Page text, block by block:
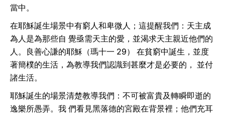
當中。
在耶穌誕生場景中有窮人和卑微人；這提醒我們：天主成
為人是為那些自 覺亟需天主的愛，並渴求天主親近他們的
人。良善心謙的耶穌（瑪十一 29） 在貧窮中誕生，並度
著簡樸的生活，為教導我們認識到甚麼才是必要的， 並付
諸生活。
耶穌誕生的場景清楚教導我們：不可被富貴及轉瞬即逝的
逸樂所愚弄。我 們看見黑落德的宮殿在背景裡；他們充耳